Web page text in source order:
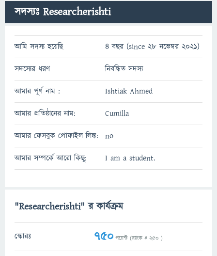
সদস্যঃ Researcherishti
আমি সদস্য হয়েছি 4 বছর (since 28 নভেম্বর 2021)
সদস্যের ধরণ নিবন্ধিত সদস্য
আমার পূর্ণ নাম : Ishtiak Ahmed
আমার প্রতিষ্ঠানের নাম: Cumilla
আমার ফেসবুক প্রোফাইল লিঙ্ক: no
আমার সম্পর্কে আরো কিছু: I am a student.
"Researcherishti" র কার্যক্রম
স্কোরঃ 750 পয়েন্ট (র‌্যাংক # 250 )